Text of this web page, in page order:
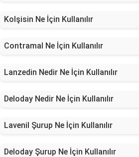
Kolşisin Ne İçin Kullanılır
Contramal Ne İçin Kullanılır
Lanzedin Nedir Ne İçin Kullanılır
Deloday Nedir Ne İçin Kullanılır
Lavenil Şurup Ne İçin Kullanılır
Deloday Şurup Ne İçin Kullanılır